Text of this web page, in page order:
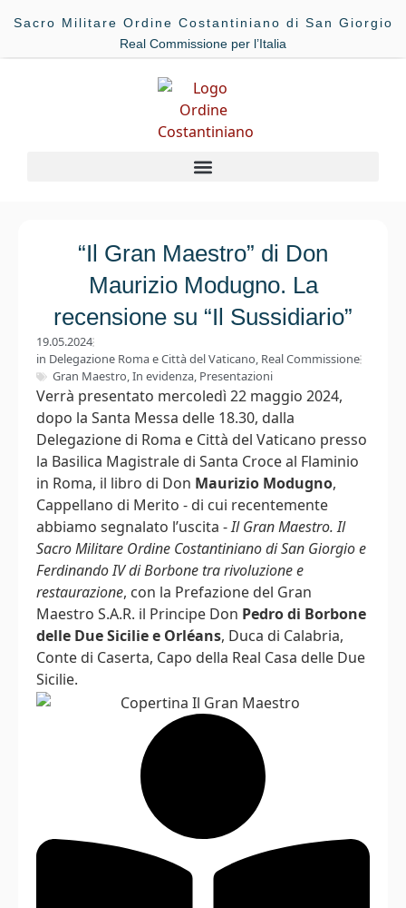
Sacro Militare Ordine Costantiniano di San Giorgio
Real Commissione per l’Italia
“Il Gran Maestro” di Don
Maurizio Modugno. La
recensione su “Il Sussidiario”
19.05.2024
in Delegazione Roma e Città del Vaticano, Real Commissione
Gran Maestro,In evidenza, Presentazioni
Verrà presentato mercoledì 22 maggio 2024,
dopo la Santa Messa delle 18.30, dalla
Delegazione di Roma e Città del Vaticano presso
la Basilica Magistrale di Santa Croce al Flaminio
in Roma, il libro di Don Maurizio Modugno,
Cappellano di Merito - di cui recentemente
abbiamo segnalato l’uscita -Il Gran Maestro. Il
Sacro Militare Ordine Costantiniano di San Giorgio e
Ferdinando IV di Borbone tra rivoluzione e
restaurazione, con la Prefazione del Gran
Maestro S.A.R. il Principe Don Pedro di Borbone
delle Due Sicilie e Orléans, Duca di Calabria,
Conte di Caserta, Capo della Real Casa delle Due
Sicilie.